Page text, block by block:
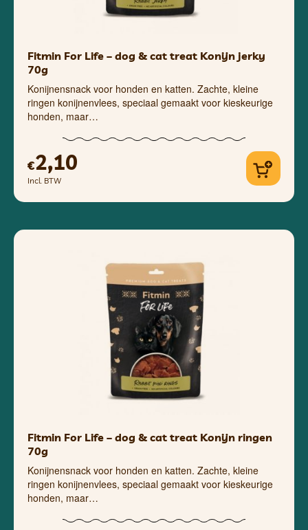
Fitmin For Life – dog & cat treat Konijn jerky
70g
Konijnensnack voor honden en katten. Zachte, kleine
ringen konijnenvlees, speciaal gemaakt voor kieskeurige
honden, maar…
€2,10
Incl. BTW
Fitmin For Life – dog & cat treat Konijn ringen
70g
Konijnensnack voor honden en katten. Zachte, kleine
ringen konijnenvlees, speciaal gemaakt voor kieskeurige
honden, maar…